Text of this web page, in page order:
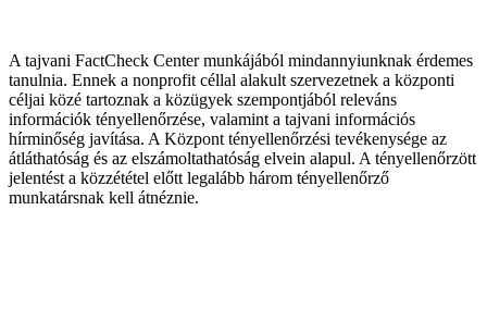
A tajvani FactCheck Center munkájából mindannyiunknak érdemes
tanulnia. Ennek a nonprofit céllal alakult szervezetnek a központi
céljai közé tartoznak a közügyek szempontjából releváns
információk tényellenőrzése, valamint a tajvani információs
hírminőség javítása. A Központ tényellenőrzési tevékenysége az
átláthatóság és az elszámoltathatóság elvein alapul. A tényellenőrzött
jelentést a közzététel előtt legalább három tényellenőrző
munkatársnak kell átnéznie.